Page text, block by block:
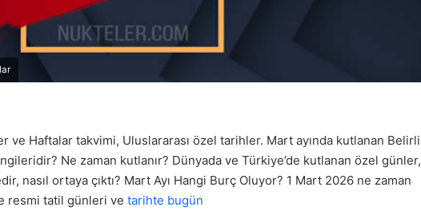
ve Haftalar takvimi, Uluslararası özel tarihler. Mart ayında kutlanan Belirli
Ne zaman kutlanır? Dünyada ve Türkiye’de kutlanan özel günler,
nasıl ortaya çıktı? Mart Ayı Hangi Burç Oluyor? 1 Mart 2026 ne zaman
resmi tatil günleri ve tarihte bugün